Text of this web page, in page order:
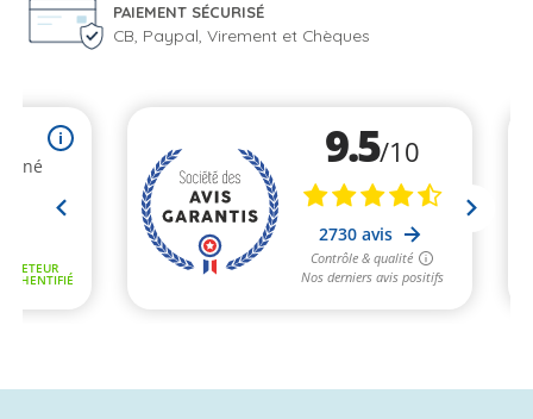
PAIEMENT SÉCURISÉ
CB, Paypal, Virement et Chèques